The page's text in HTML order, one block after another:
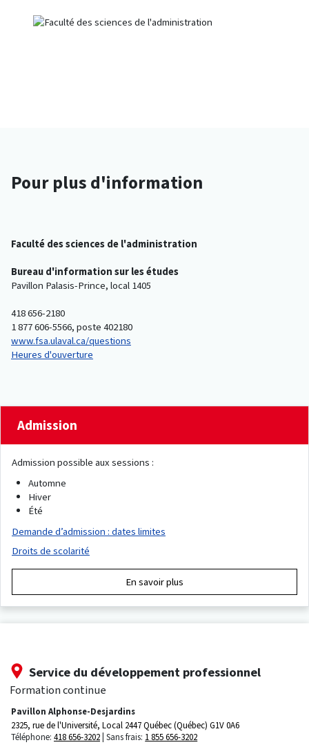
Pour plus d'information
Faculté des sciences de l'administration
Bureau d'information sur les études
Pavillon Palasis-Prince, local 1405
418 656-2180
1 877 606-5566, poste 402180
www.fsa.ulaval.ca/questions
Heures d'ouverture
Admission
Admission possible aux sessions :
Automne
Hiver
Été
Demande d’admission : dates limites
Droits de scolarité
En savoir plus
Service du développement professionnel
Formation continue
Pavillon Alphonse-Desjardins
2325, rue de l'Université, Local 2447Québec (Québec) G1V 0A6
Téléphone: 418 656-3202 Sans frais: 1 855 656-3202